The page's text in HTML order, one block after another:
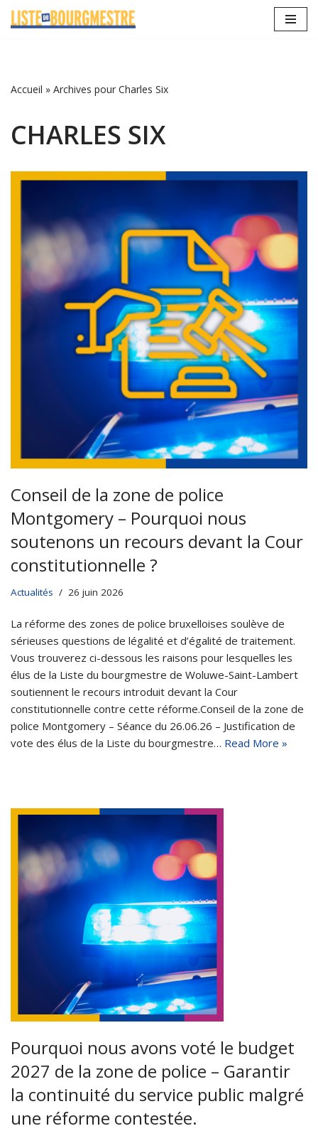
Accueil » Archives pour Charles Six
CHARLES SIX
Conseil de la zone de police
Montgomery – Pourquoi nous
soutenons un recours devant la Cour
constitutionnelle ?
Actualités 26 juin 2026
La réforme des zones de police bruxelloises soulève de
sérieuses questions de légalité et d’égalité de traitement.
Vous trouverez ci-dessous les raisons pour lesquelles les
élus de la Liste du bourgmestre de Woluwe-Saint-Lambert
soutiennent le recours introduit devant la Cour
constitutionnelle contre cette réforme.Conseil de la zone de
police Montgomery – Séance du 26.06.26 – Justification de
vote des élus de la Liste du bourgmestre… Read More »
Pourquoi nous avons voté le budget
2027 de la zone de police – Garantir
la continuité du service public malgré
une réforme contestée.